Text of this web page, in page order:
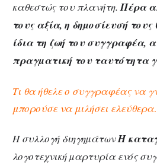
καθεστώς του πλανήτη.Πέρα
τους αξία, η δηµοσίευσή τους
ίδια τη ζωή του συγγραφέα,
πραγµατική του ταυτότητα
Τι θα ήθελε ο συγγραφέας να
μπορούσε να μιλήσει
Η συλλογή διηγηµάτωνΗ
λογοτεχνική µαρτυρία ενός